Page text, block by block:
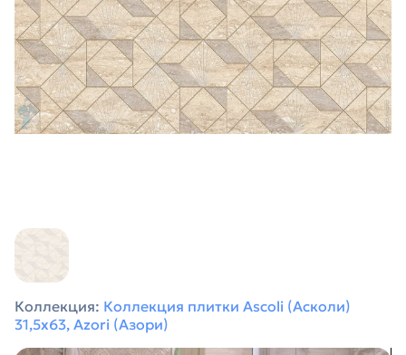
Коллекция: Коллекция плитки Ascoli (Асколи)
31,5х63, Azori (Азори)